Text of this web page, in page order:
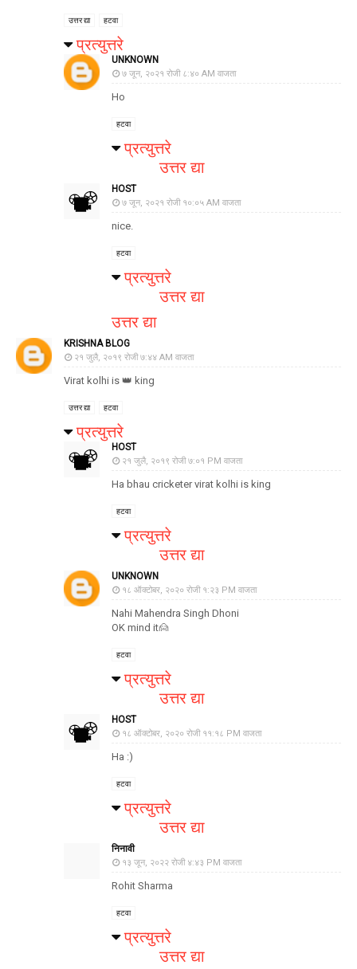
उत्तर द्या हटवा
प्रत्युत्तरे
UNKNOWN
७ जून, २०२१ रोजी ८:४० AM वाजता
Ho
हटवा
प्रत्युत्तरे
उत्तर द्या
HOST
७ जून, २०२१ रोजी १०:०५ AM वाजता
nice.
हटवा
प्रत्युत्तरे
उत्तर द्या
उत्तर द्या
KRISHNA BLOG
२१ जुलै, २०१९ रोजी ७:४४ AM वाजता
Virat kolhi is 👑 king
उत्तर द्या हटवा
प्रत्युत्तरे
HOST
२१ जुलै, २०१९ रोजी ७:०१ PM वाजता
Ha bhau cricketer virat kolhi is king
हटवा
प्रत्युत्तरे
उत्तर द्या
UNKNOWN
१८ ऑक्टोबर, २०२० रोजी १:२३ PM वाजता
Nahi Mahendra Singh Dhoni
OK mind it🙍
हटवा
प्रत्युत्तरे
उत्तर द्या
HOST
१८ ऑक्टोबर, २०२० रोजी ११:१८ PM वाजता
Ha :)
हटवा
प्रत्युत्तरे
उत्तर द्या
निनावी
१३ जून, २०२२ रोजी ४:४३ PM वाजता
Rohit Sharma
हटवा
प्रत्युत्तरे
उत्तर द्या